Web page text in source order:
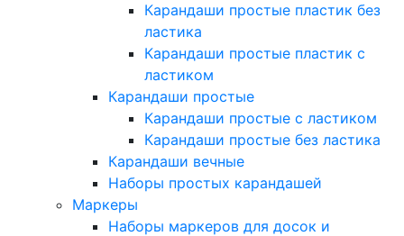
Карандаши простые пластик без
ластика
Карандаши простые пластик с
ластиком
Карандаши простые
Карандаши простые с ластиком
Карандаши простые без ластика
Карандаши вечные
Наборы простых карандашей
Маркеры
Наборы маркеров для досок и